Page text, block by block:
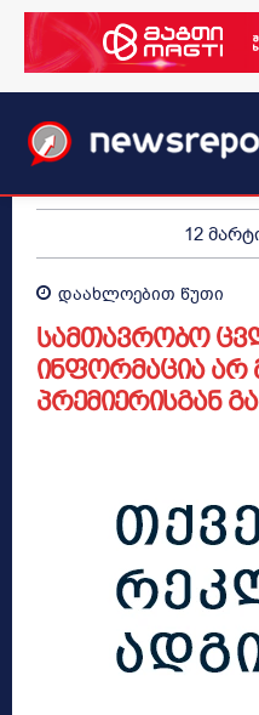
12
დაახლოებით წუთი
სამთავრობო
ინფორმაცია არ
პრემიერისგან